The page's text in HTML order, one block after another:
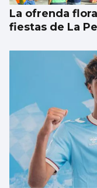
La ofrenda
fiestas de La